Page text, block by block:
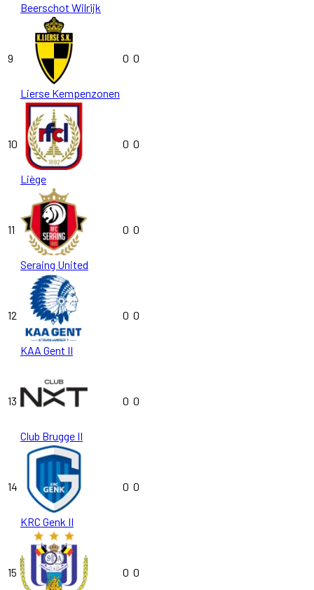
Beerschot Wilrijk
9
Lierse Kempenzonen
0 0
10
Liège
0 0
11
Seraing United
0 0
12
KAA Gent II
0 0
13
Club Brugge II
0 0
14
KRC Genk II
0 0
15 0 0